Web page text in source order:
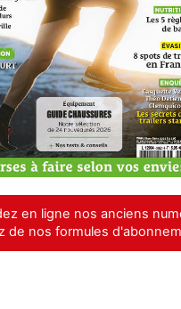
en ligne nos anciens
de nos formules